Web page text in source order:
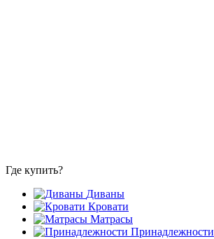
Где купить?
Диваны
Кровати
Матрасы
Принадлежности